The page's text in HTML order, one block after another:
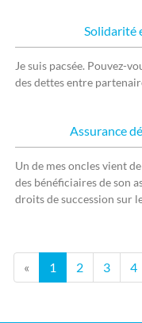
Solidarité
Je suis pacsée. Pouvez-
des dettes entre
Assurance
Un de mes oncles vient
des bénéficiaires de son
droits de succession sur
« 1 2 3 4